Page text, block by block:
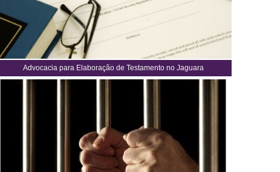
Advocacia para Elaboração de Testamento no Jaguara